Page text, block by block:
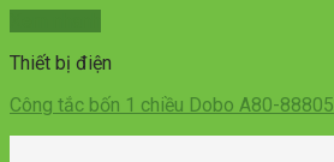
Thiết bị điện
Công tắc bốn 1 chiều Dobo A80-88805